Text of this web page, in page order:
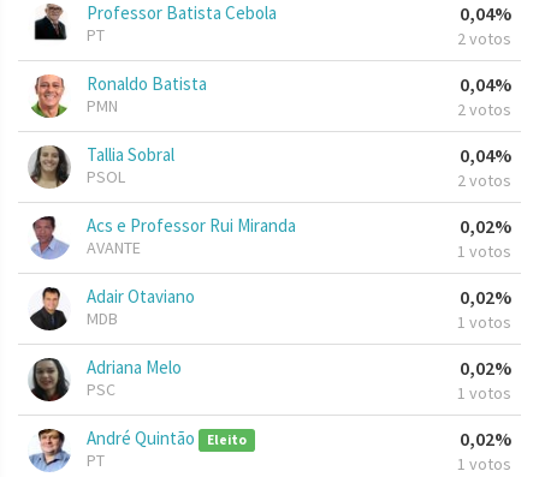
Professor Batista Cebola
PT
0,04%
2 votos
Ronaldo Batista
PMN
0,04%
2 votos
Tallia Sobral
PSOL
0,04%
2 votos
Acs e Professor Rui Miranda
AVANTE
0,02%
1 votos
Adair Otaviano
MDB
0,02%
1 votos
Adriana Melo
PSC
0,02%
1 votos
André Quintão Eleito
PT
0,02%
1 votos